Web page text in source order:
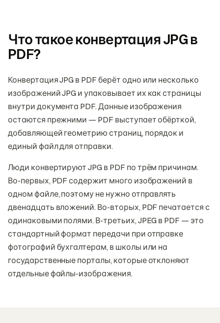
Что такое конвертация JPG в
PDF?
Конвертация JPG в PDF берёт одно или несколько
изображений JPG и упаковывает их как страницы
внутри документа PDF. Данные изображения
остаются прежними — PDF выступает обёрткой,
добавляющей геометрию страниц, порядок и
единый файл для отправки.
Люди конвертируют JPG в PDF по трём причинам.
Во-первых, PDF содержит много изображений в
одном файле, поэтому не нужно отправлять
двенадцать вложений. Во-вторых, PDF печатается с
одинаковыми полями. В-третьих, JPEG в PDF — это
стандартный формат передачи при отправке
фотографий бухгалтерам, в школы или на
государственные порталы, которые отклоняют
отдельные файлы-изображения.